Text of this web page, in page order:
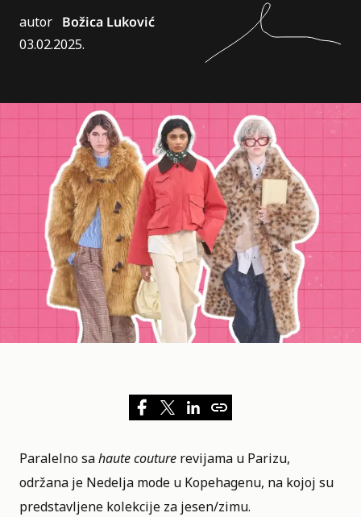
autor Božica Luković
03.02.2025.
Paralelno sahaute couture revijama u Parizu,
održana je Nedelja mode u Kopehagenu, na kojoj su
predstavljene kolekcije za jesen/zimu.